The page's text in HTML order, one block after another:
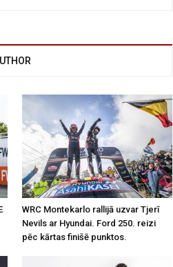
WRC Montekarlo rallijā uzvar Tjerī
Nevils ar Hyundai. Ford 250. reizi
pēc kārtas finišē punktos.